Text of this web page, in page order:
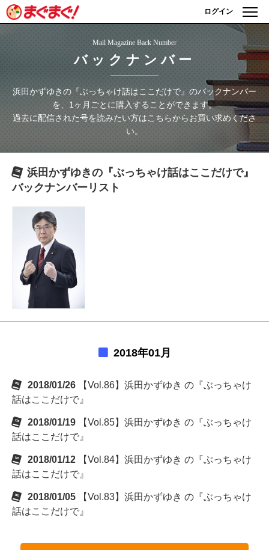
ログイン
Mail Magazine Back Number
バックナンバー
浜田かずゆきの『ぶっちゃけ話はここだけで』 のバックナンバー
を、1ヶ月ごとに購入することができます。
過去に配信された号を読みたい方はこちらからお買い求めくださ
い。
浜田かずゆきの『ぶっちゃけ話はここだけで』
バックナンバーリスト
2018年01月
2018/01/26
【Vol.86】浜田かずゆき の『ぶっちゃけ
話はここだけで』
2018/01/19
【Vol.85】浜田かずゆき の『ぶっちゃけ
話はここだけで』
2018/01/12
【Vol.84】浜田かずゆき の『ぶっちゃけ
話はここだけで』
2018/01/05
【Vol.83】浜田かずゆき の『ぶっちゃけ
話はここだけで』